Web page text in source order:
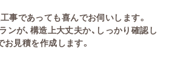
事であっても喜んでお伺いします。
ンが、構造上大丈夫か、しっかり確認し
お見積を作成します。